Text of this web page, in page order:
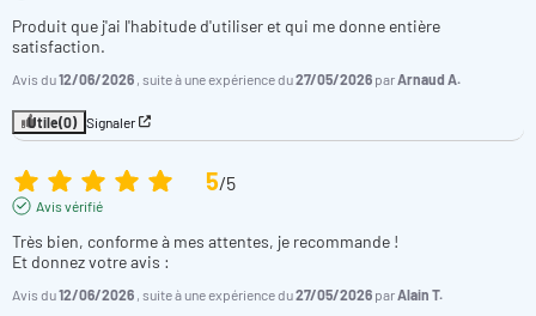
Produit que j'ai l'habitude d'utiliser et qui me donne entière
satisfaction.
Avis du12/06/2026 , suite à une expérience du27/05/2026 parArnaud A.
Utile(0) Signaler
5/5
Avis vérifié
Très bien, conforme à mes attentes, je recommande !
Et donnez votre avis :
Avis du12/06/2026 , suite à une expérience du27/05/2026 parAlain T.